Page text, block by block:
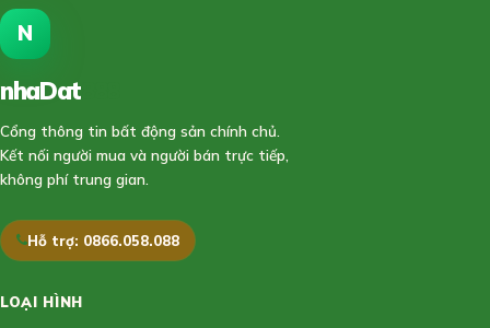
N
nhaDat
Cổng thông tin bất động sản chính chủ.
Kết nối người mua và người bán trực tiếp,
không phí trung gian.
Hỗ trợ: 0866.058.088
LOẠI HÌNH